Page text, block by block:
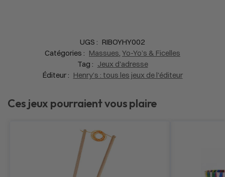
UGS : RIBOYHY002
Catégories : Massues Yo-Yo’s & Ficelles
Tag : Jeux d'adresse
Éditeur : Henry’s : tous les jeux de l'éditeur
Ces jeux pourraient vous plaire